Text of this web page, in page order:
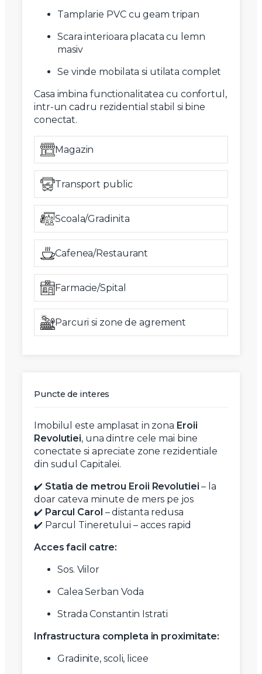
Tamplarie PVC cu geam tripan
Scara interioara placata cu lemn
masiv
Se vinde mobilata si utilata complet
Casa imbina functionalitatea cu confortul,
intr-un cadru rezidential stabil si bine
conectat.
Magazin
Transport public
Scoala/Gradinita
Cafenea/Restaurant
Farmacie/Spital
Parcuri si zone de agrement
Puncte de interes
Imobilul este amplasat in zona Eroii
Revolutiei, una dintre cele mai bine
conectate si apreciate zone rezidentiale
din sudul Capitalei.
✔️ Statia de metrou Eroii Revolutiei – la
doar cateva minute de mers pe jos
✔️ Parcul Carol – distanta redusa
✔️ Parcul Tineretului – acces rapid
Acces facil catre:
Sos. Viilor
Calea Serban Voda
Strada Constantin Istrati
Infrastructura completa in proximitate:
Gradinite, scoli, licee